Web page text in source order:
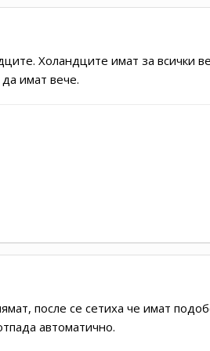
Холандците имат за всички
имат вече.
после се сетиха че имат
автоматично.